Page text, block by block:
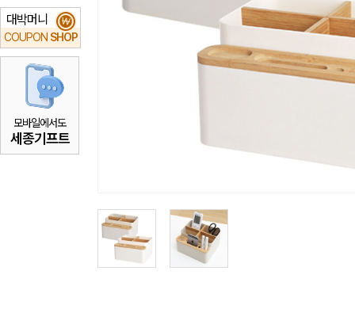
대박머니
COUPON SHOP
₩
모바일에서도
세종기프트